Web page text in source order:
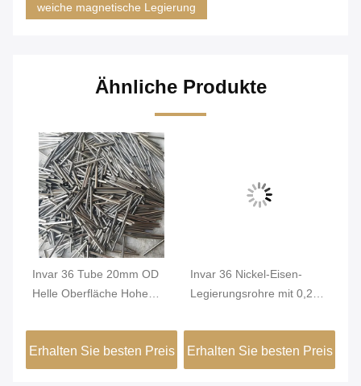
weiche magnetische Legierung
Ähnliche Produkte
Invar 36 Tube 20mm OD
Helle Oberfläche Hohe
FeNi36 Legierung
Präzisionsröhren
Erhalten Sie besten Preis
Invar 36 Nickel-Eisen-
Legierungsrohre mit 0,2
Außendurchmesser und
heller Oberfläche für hohe
Dimensionsstabilität in
Erhalten Sie besten Preis